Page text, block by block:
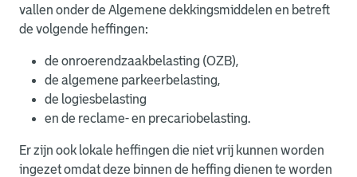
vallen onder de Algemene dekkingsmiddelen en betreft
de volgende heffingen:
de onroerendzaakbelasting (OZB),
de algemene parkeerbelasting,
de logiesbelasting
en de reclame- en precariobelasting.
Er zijn ook lokale heffingen die niet vrij kunnen worden
ingezet omdat deze binnen de heffing dienen te worden